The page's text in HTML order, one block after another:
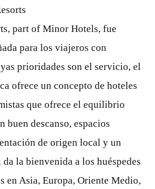
part of Minor Hotels, fue
para los viajeros con
prioridades son el servicio, el
ofrece un concepto de hoteles
que ofrece el equilibrio
buen descanso, espacios
de origen local y un
la bienvenida a los huéspedes
en Asia, Europa, Oriente Medio,